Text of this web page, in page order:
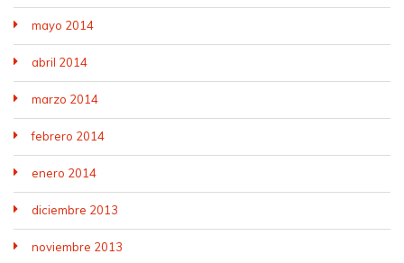
mayo 2014
abril 2014
marzo 2014
febrero 2014
enero 2014
diciembre 2013
noviembre 2013